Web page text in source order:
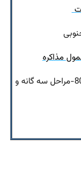
مذاکره
12 راستس آزمایی-وزن -کادربندی-80/20-مراحل سه گانه و